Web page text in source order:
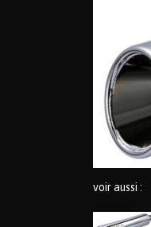
voir aussi :